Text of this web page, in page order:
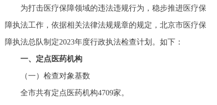
为打击医疗保障领域的违法违规行为，稳步推进医疗保
障执法工作，依据相关法律法规规章的规定，北京市医疗保
障执法总队制定2023年度行政执法检查计划。如下：
一、定点医药机构
（一）检查对象基数
全市共有定点医药机构4709家。